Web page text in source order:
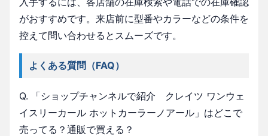
がおすすめです。来店前に型番やカラーなどの条件を
控えて問い合わせるとスムーズです。
よくある質問（FAQ）
Q. 「ショップチャンネルで紹介 クレイツ ワンウェ
イスリーカール ホットカーラーノアール」はどこで
売ってる？通販で買える？